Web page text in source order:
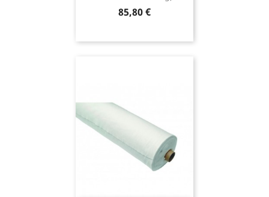
Prix
85,80 €